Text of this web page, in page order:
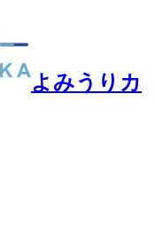
よみうりカ